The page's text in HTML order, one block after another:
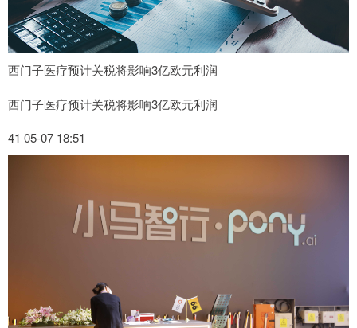
西门子医疗预计关税将影响3亿欧元利润
西门子医疗预计关税将影响3亿欧元利润
41 05-07 18:51